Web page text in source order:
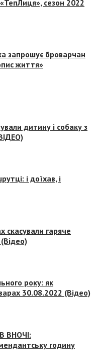
сезон 2022
запрошує броварчан
життя»
дитину і собаку з
і доїхав, і
скасували гаряче
року: як
30.08.2022 (Відео)
ВНОЧІ:
годину